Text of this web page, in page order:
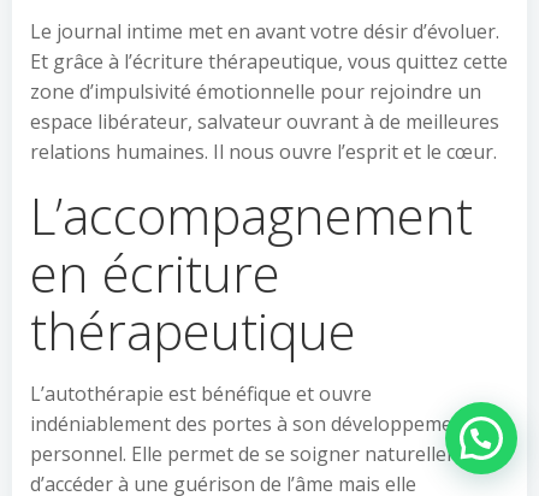
Le journal intime met en avant votre désir d’évoluer.
Et grâce à l’écriture thérapeutique, vous quittez cette
zone d’impulsivité émotionnelle pour rejoindre un
espace libérateur, salvateur ouvrant à de meilleures
relations humaines. Il nous ouvre l’esprit et le cœur.
L’accompagnement
en écriture
thérapeutique
L’autothérapie est bénéfique et ouvre
indéniablement des portes à son développement
personnel. Elle permet de se soigner naturellement,
d’accéder à une guérison de l’âme mais elle
Besoin d'aide ?